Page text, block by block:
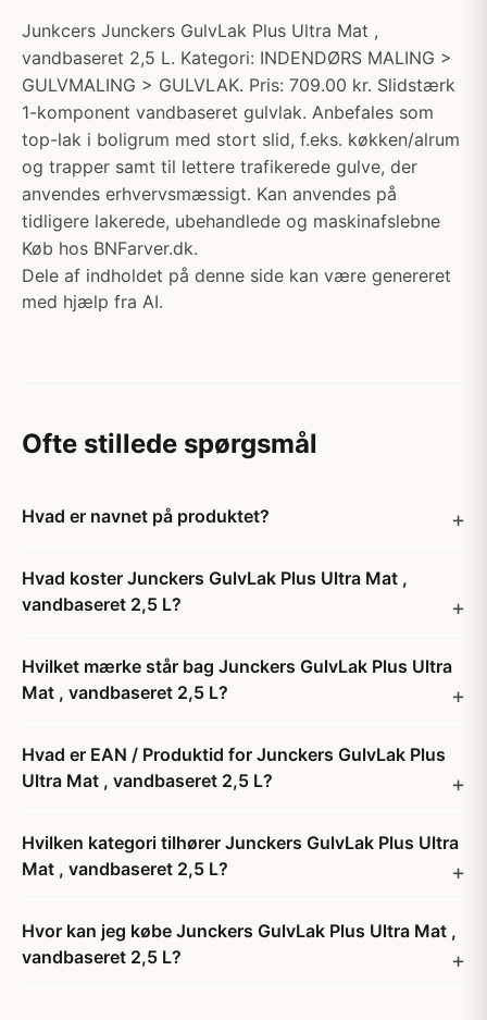
Junkcers Junckers GulvLak Plus Ultra Mat ,
vandbaseret 2,5 L. Kategori: INDENDØRS MALING >
GULVMALING > GULVLAK. Pris: 709.00 kr. Slidstærk
1-komponent vandbaseret gulvlak. Anbefales som
top-lak i boligrum med stort slid, f.eks. køkken/alrum
og trapper samt til lettere trafikerede gulve, der
anvendes erhvervsmæssigt. Kan anvendes på
tidligere lakerede, ubehandlede og maskinafslebne
Køb hos BNFarver.dk.
Dele af indholdet på denne side kan være genereret
med hjælp fra AI.
Ofte stillede spørgsmål
Hvad er navnet på produktet?
Hvad koster Junckers GulvLak Plus Ultra Mat ,
vandbaseret 2,5 L?
Hvilket mærke står bag Junckers GulvLak Plus Ultra
Mat , vandbaseret 2,5 L?
Hvad er EAN / Produktid for Junckers GulvLak Plus
Ultra Mat , vandbaseret 2,5 L?
Hvilken kategori tilhører Junckers GulvLak Plus Ultra
Mat , vandbaseret 2,5 L?
Hvor kan jeg købe Junckers GulvLak Plus Ultra Mat ,
vandbaseret 2,5 L?